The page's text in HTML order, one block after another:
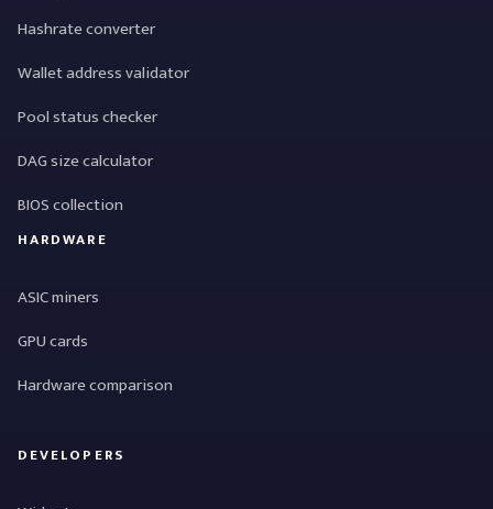
Hashrate converter
Wallet address validator
Pool status checker
DAG size calculator
BIOS collection
HARDWARE
ASIC miners
GPU cards
Hardware comparison
DEVELOPERS